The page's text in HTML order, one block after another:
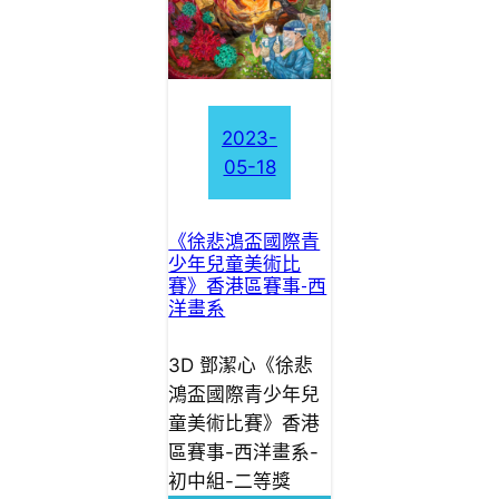
2023-
05-18
《徐悲鴻盃國際青
少年兒童美術比
賽》香港區賽事-西
洋畫系
3D 鄧潔心《徐悲
鴻盃國際青少年兒
童美術比賽》香港
區賽事-西洋畫系-
初中組-二等獎